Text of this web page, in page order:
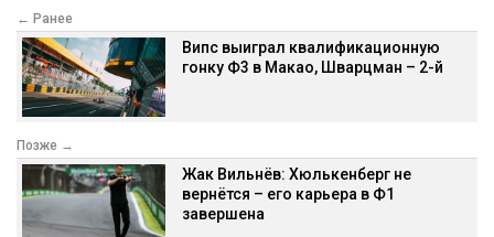
← Ранее
Випс выиграл квалификационную
гонку Ф3 в Макао, Шварцман – 2-й
Позже →
Жак Вильнёв: Хюлькенберг не
вернётся – его карьера в Ф1
завершена